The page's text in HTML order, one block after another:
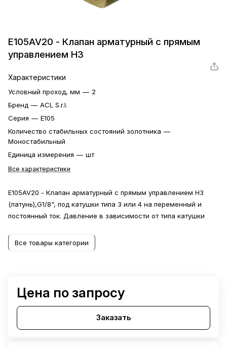
E105AV20 - Клапан арматурный с прямым
управлением НЗ
Характеристики
Условный проход, мм — 2
Бренд — ACL S.r.l.
Серия — E105
Количество стабильных состояний золотника —
Моностабильный
Единица измерения — шт
Все характеристики
E105AV20 - Клапан арматурный с прямым управлением НЗ
(латунь),G1/8", под катушки типа 3 или 4 на переменный и
постоянный ток. Давление в зависимости от типа катушки
Все товары категории
Цена по запросу
Заказать